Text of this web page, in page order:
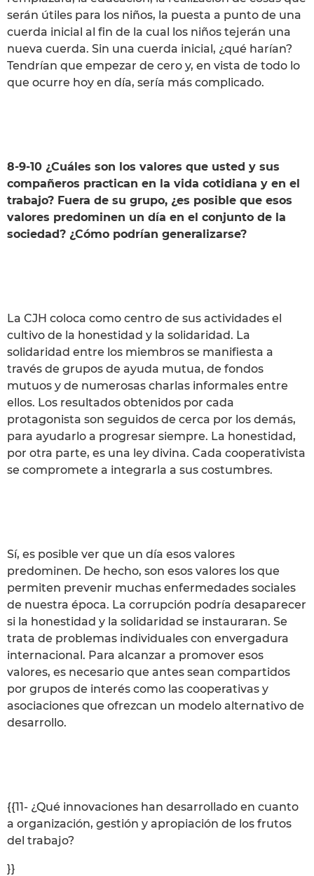
serán útiles para los niños, la puesta a punto de una
cuerda inicial al fin de la cual los niños tejerán una
nueva cuerda. Sin una cuerda inicial, ¿qué harían?
Tendrían que empezar de cero y, en vista de todo lo
que ocurre hoy en día, sería más complicado.
8-9-10 ¿Cuáles son los valores que usted y sus
compañeros practican en la vida cotidiana y en el
trabajo? Fuera de su grupo, ¿es posible que esos
valores predominen un día en el conjunto de la
sociedad? ¿Cómo podrían generalizarse?
La CJH coloca como centro de sus actividades el
cultivo de la honestidad y la solidaridad. La
solidaridad entre los miembros se manifiesta a
través de grupos de ayuda mutua, de fondos
mutuos y de numerosas charlas informales entre
ellos. Los resultados obtenidos por cada
protagonista son seguidos de cerca por los demás,
para ayudarlo a progresar siempre. La honestidad,
por otra parte, es una ley divina. Cada cooperativista
se compromete a integrarla a sus costumbres.
Sí, es posible ver que un día esos valores
predominen. De hecho, son esos valores los que
permiten prevenir muchas enfermedades sociales
de nuestra época. La corrupción podría desaparecer
si la honestidad y la solidaridad se instauraran. Se
trata de problemas individuales con envergadura
internacional. Para alcanzar a promover esos
valores, es necesario que antes sean compartidos
por grupos de interés como las cooperativas y
asociaciones que ofrezcan un modelo alternativo de
desarrollo.
{{11- ¿Qué innovaciones han desarrollado en cuanto
a organización, gestión y apropiación de los frutos
del trabajo?
}}